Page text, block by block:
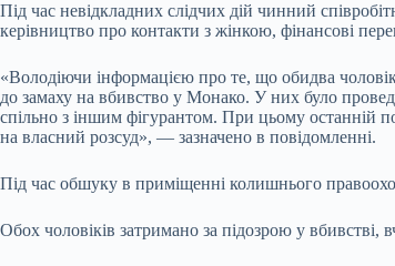
Під час невідкладних слідчих дій чинний
керівництво про контакти з жінкою, фінансові
«Володіючи інформацією про те, що обидва
до замаху на вбивство у Монако. У них було
спільно з іншим фігурантом. При цьому останній
на власний розсуд», — зазначено в повідомленні.
Під час обшуку в приміщенні колишнього
Обох чоловіків затримано за підозрою у